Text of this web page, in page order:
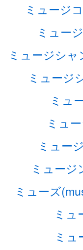
ミュージ
ミュー
ミュージシ
ミュージ
ミュ
ミュ
ミュー
ミュージ
ミューズ
ミュ
ミュ